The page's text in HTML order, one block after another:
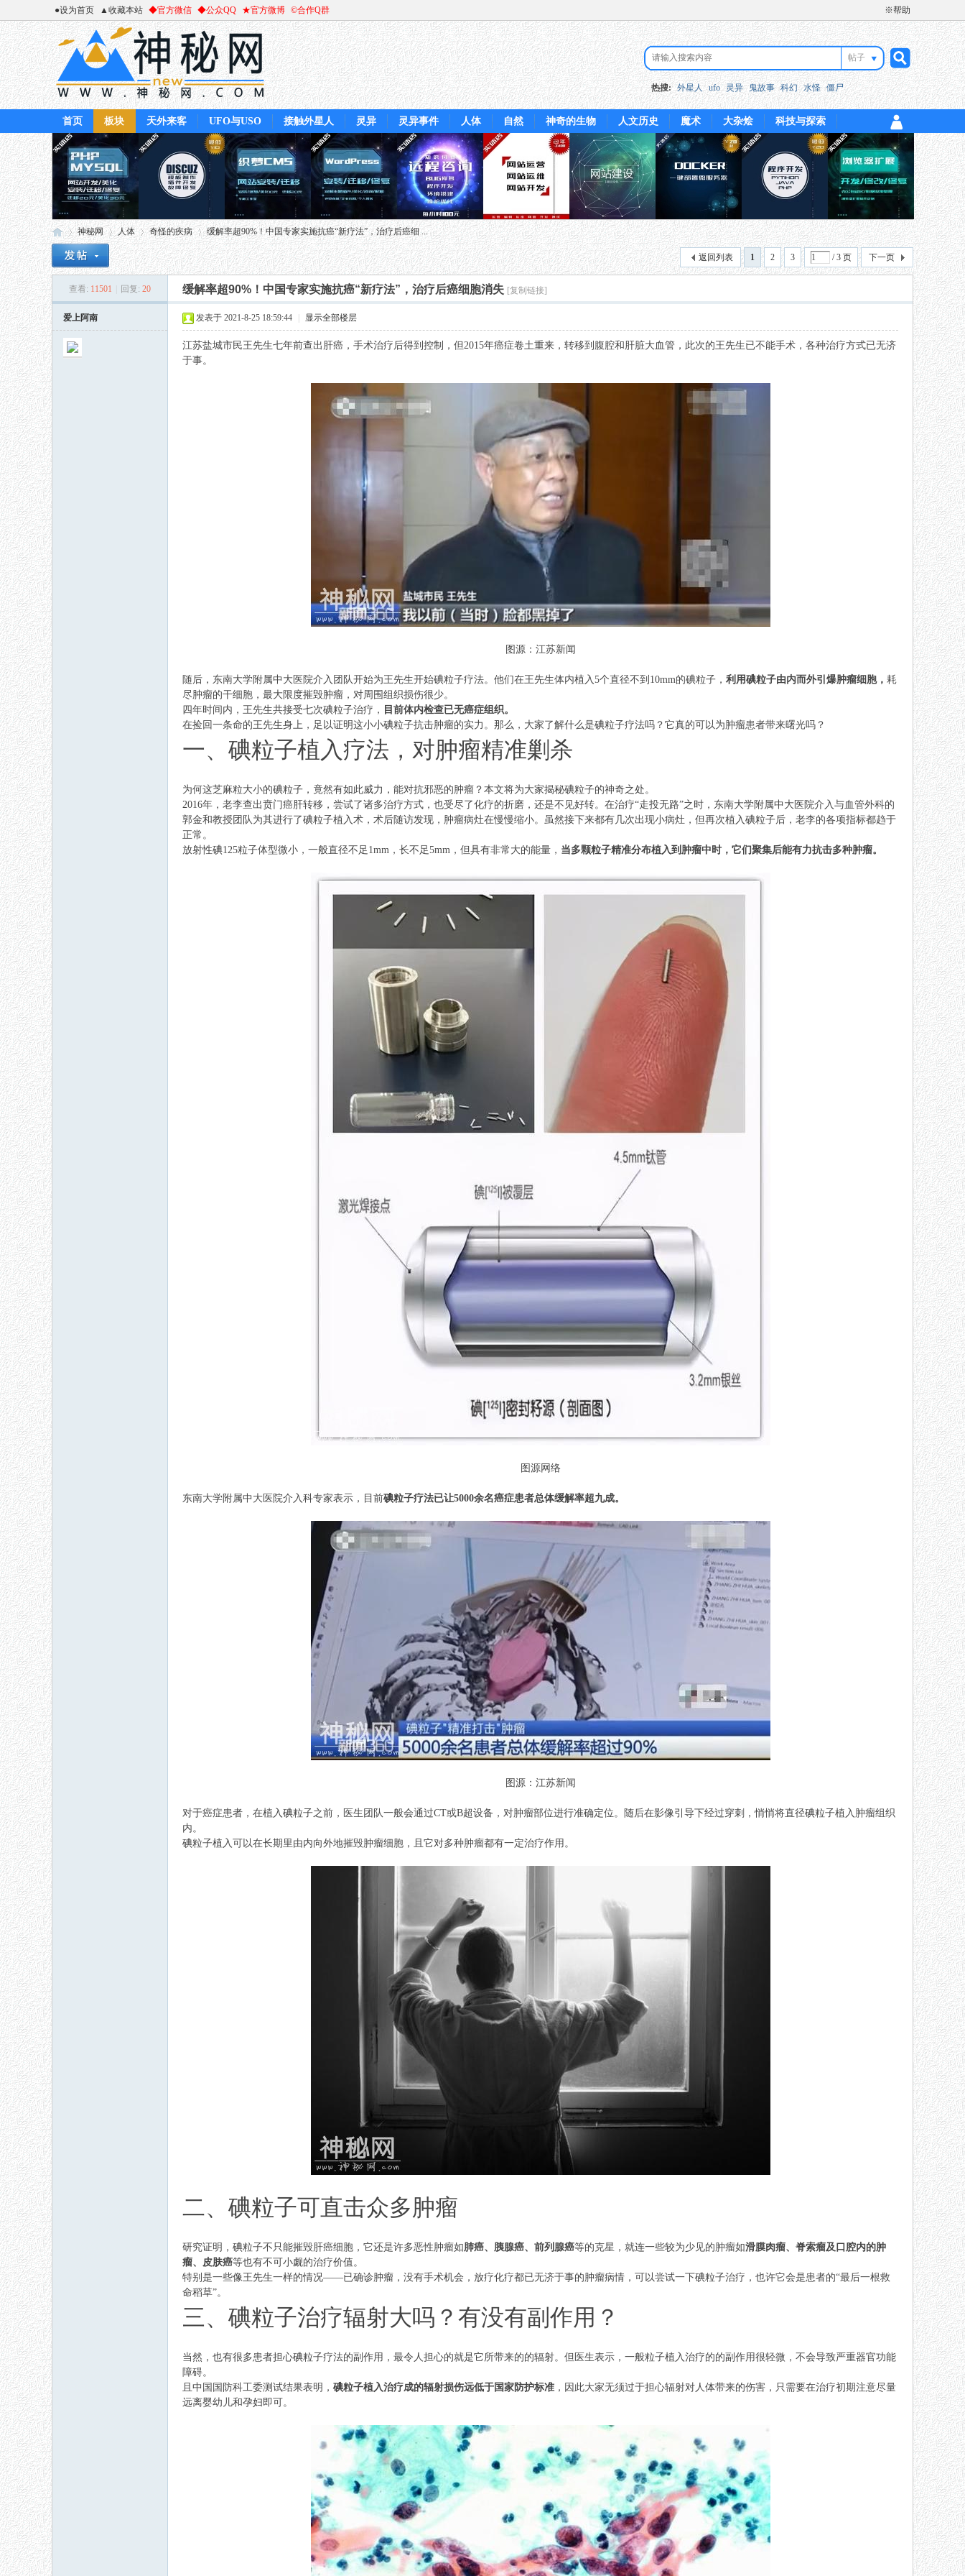
●设为首页 ▲收藏本站 ◆官方微信 ◆公众QQ ★官方微博 ©合作Q群 ※帮助
帖子
搜
索
热搜: 外星人 ufo 灵异 鬼故事 科幻 水怪 僵尸
首页 板块 天外来客 UFO与USO 接触外星人 灵异 灵异事件 人体 自然 神奇的生物 人文历史 魔术 大杂烩 科技与探索
神秘网
›
人体
›
奇怪的疾病
›
缓解率超90%！中国专家实施抗癌“新疗法”，治疗后癌细 ...
1 2 3 / 3 页 下一页
返回列表
查看: 11501 回复: 20 缓解率超90%！中国专家实施抗癌“新疗法”，治疗后癌细胞消失 [复制链接]
爱上阿南 发表于 2021-8-25 18:59:44 显示全部楼层
江苏盐城市民王先生七年前查出肝癌，手术治疗后得到控制，但2015年癌症卷土重来，转移到腹腔和肝脏大血管，此次的王先生已不能手术，各种治疗方式已无济
于事。
图源：江苏新闻
随后，东南大学附属中大医院介入团队开始为王先生开始碘粒子疗法。他们在王先生体内植入5个直径不到10mm的碘粒子， 利用碘粒子由内而外引爆肿瘤细胞， 耗
尽肿瘤的干细胞，最大限度摧毁肿瘤，对周围组织损伤很少。
四年时间内，王先生共接受七次碘粒子治疗， 目前体内检查已无癌症组织。
在捡回一条命的王先生身上，足以证明这小小碘粒子抗击肿瘤的实力。那么，大家了解什么是碘粒子疗法吗？它真的可以为肿瘤患者带来曙光吗？
一、碘粒子植入疗法，对肿瘤精准剿杀
为何这芝麻粒大小的碘粒子，竟然有如此威力，能对抗邪恶的肿瘤？本文将为大家揭秘碘粒子的神奇之处。
2016年，老李查出贲门癌肝转移，尝试了诸多治疗方式，也受尽了化疗的折磨，还是不见好转。在治疗“走投无路”之时，东南大学附属中大医院介入与血管外科的
郭金和教授团队为其进行了碘粒子植入术，术后随访发现 ，肿瘤病灶在慢慢缩小。虽然接下来都有几次出现小病灶，但再次植入碘粒子后，老李的各项指标都趋于
正常。
放射性碘125粒子体型微小，一般直径不足1mm，长不足5mm，但具有非常大的能量， 当多颗粒子精准分布植入到肿瘤中时，它们聚集后能有力抗击多种肿瘤。
图源网络
东南大学附属中大医院介入科专家表示，目前碘粒子疗法已让5000余名癌症患者总体缓解率超九成。
图源：江苏新闻
对于癌症患者，在植入碘粒子之前，医生团队一般会通过CT或B超设备，对肿瘤部位进行准确定位。随后在影像引导下经过穿刺，悄悄将直径碘粒子植入肿瘤组织
内。
碘粒子植入可以在长期里由内向外地摧毁肿瘤细胞，且它对多种肿瘤都有一定治疗作用。
二、碘粒子可直击众多肿瘤
研究证明，碘粒子不只能摧毁肝癌细胞，它还是许多恶性肿瘤如肺癌、胰腺癌、前列腺癌等的克星，就连一些较为少见的肿瘤如滑膜肉瘤、脊索瘤及口腔内的肿
瘤、皮肤癌等也有不可小觑的治疗价值。
特别是一些像王先生一样的情况——已确诊肿瘤，没有手术机会，放疗化疗都已无济于事的肿瘤病情，可以尝试一下碘粒子治疗，也许它会是患者的“最后一根救
命稻草”。
三、碘粒子治疗辐射大吗？有没有副作用？
当然，也有很多患者担心碘粒子疗法的副作用，最令人担心的就是它所带来的的辐射。但医生表示，一般粒子植入治疗的的副作用很轻微，不会导致严重器官功能
障碍。
且中国国防科工委测试结果表明， 碘粒子植入治疗成的辐射损伤远低于国家防护标准 ，因此大家无须过于担心辐射对人体带来的伤害，只需要在治疗初期注意尽量
远离婴幼儿和孕妇即可。